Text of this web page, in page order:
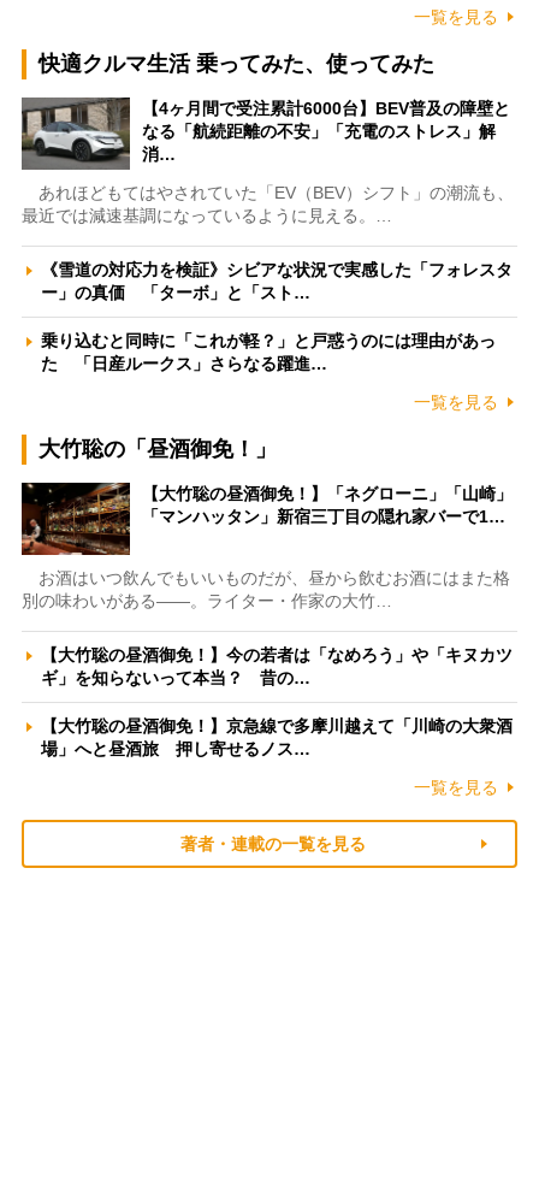
一覧を見る
快適クルマ生活 乗ってみた、使ってみた
【4ヶ月間で受注累計6000台】BEV普及の障壁と
なる「航続距離の不安」「充電のストレス」解
消…
あれほどもてはやされていた「EV（BEV）シフト」の潮流も、
最近では減速基調になっているように見える。…
《雪道の対応力を検証》シビアな状況で実感した「フォレスタ
ー」の真価 「ターボ」と「スト…
乗り込むと同時に「これが軽？」と戸惑うのには理由があっ
た 「日産ルークス」さらなる躍進…
一覧を見る
大竹聡の「昼酒御免！」
【大竹聡の昼酒御免！】「ネグローニ」「山崎」
「マンハッタン」新宿三丁目の隠れ家バーで1…
お酒はいつ飲んでもいいものだが、昼から飲むお酒にはまた格
別の味わいがある――。ライター・作家の大竹…
【大竹聡の昼酒御免！】今の若者は「なめろう」や「キヌカツ
ギ」を知らないって本当？ 昔の…
【大竹聡の昼酒御免！】京急線で多摩川越えて「川崎の大衆酒
場」へと昼酒旅 押し寄せるノス…
一覧を見る
著者・連載の一覧を見る